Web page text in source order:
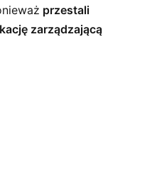
przestali
zarządzającą